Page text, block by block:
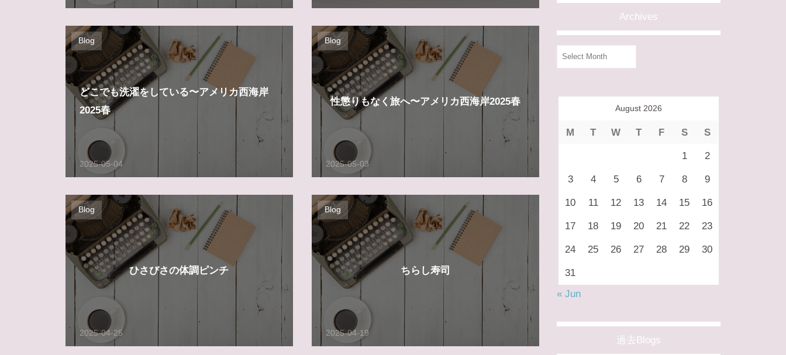
Blog
2025-05-04
どこでも洗濯をしている〜アメリカ西海岸
2025春
Blog
2025-05-03
性懲りもなく旅へ〜アメリカ西海岸2025春
Blog
2025-04-25
ひさびさの体調ピンチ
Blog
2025-04-19
ちらし寿司
Archives
Archives
August 2026
M T W T F S S
1 2
3 4 5 6 7 8 9
10 11 12 13 14 15 16
17 18 19 20 21 22 23
24 25 26 27 28 29 30
31
« Jun
過去Blogs